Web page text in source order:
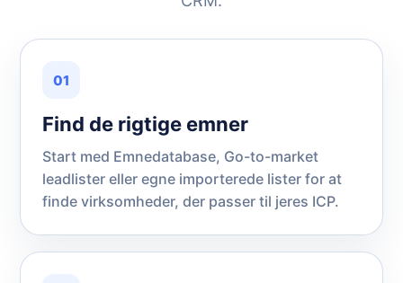
01
Find de rigtige emner
Start med Emnedatabase, Go-to-market
leadlister eller egne importerede lister for at
finde virksomheder, der passer til jeres ICP.